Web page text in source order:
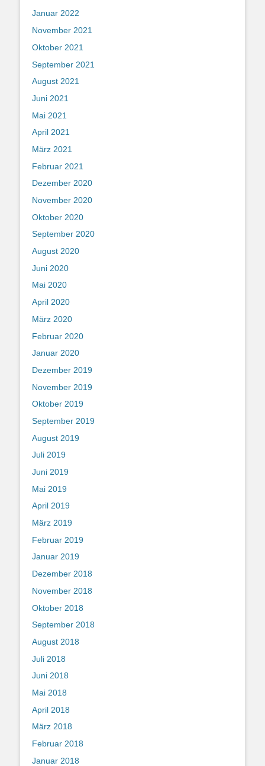
Januar 2022
November 2021
Oktober 2021
September 2021
August 2021
Juni 2021
Mai 2021
April 2021
März 2021
Februar 2021
Dezember 2020
November 2020
Oktober 2020
September 2020
August 2020
Juni 2020
Mai 2020
April 2020
März 2020
Februar 2020
Januar 2020
Dezember 2019
November 2019
Oktober 2019
September 2019
August 2019
Juli 2019
Juni 2019
Mai 2019
April 2019
März 2019
Februar 2019
Januar 2019
Dezember 2018
November 2018
Oktober 2018
September 2018
August 2018
Juli 2018
Juni 2018
Mai 2018
April 2018
März 2018
Februar 2018
Januar 2018